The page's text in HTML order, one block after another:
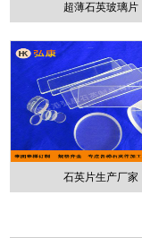
超薄石英玻璃片
石英片生产厂家